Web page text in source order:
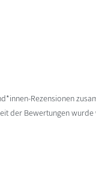
Rezensionen
der Bewertungen wurde